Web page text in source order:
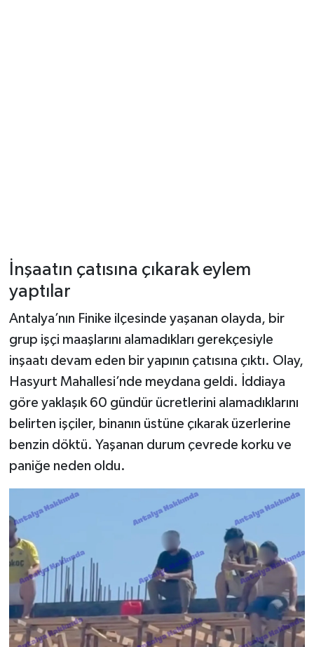
İnşaatın çatısına çıkarak eylem
yaptılar
Antalya’nın Finike ilçesinde yaşanan olayda, bir
grup işçi maaşlarını alamadıkları gerekçesiyle
inşaatı devam eden bir yapının çatısına çıktı. Olay,
Hasyurt Mahallesi’nde meydana geldi. İddiaya
göre yaklaşık 60 gündür ücretlerini alamadıklarını
belirten işçiler, binanın üstüne çıkarak üzerlerine
benzin döktü. Yaşanan durum çevrede korku ve
paniğe neden oldu.